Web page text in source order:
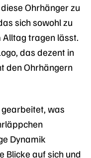
Ohrhänger zu
sich sowohl zu
tragen lässt.
das dezent in
den Ohrhängern
was
Dynamik
Blicke auf sich und